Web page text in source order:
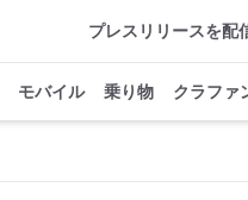
プレスリリースを配
モバイル 乗り物 クラファ